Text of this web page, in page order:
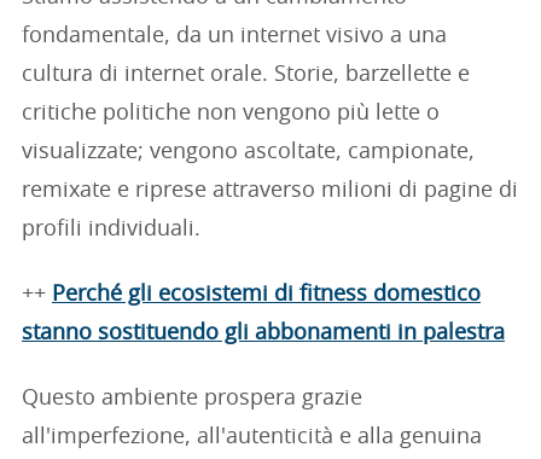
fondamentale, da un internet visivo a una
cultura di internet orale. Storie, barzellette e
critiche politiche non vengono più lette o
visualizzate; vengono ascoltate, campionate,
remixate e riprese attraverso milioni di pagine di
profili individuali.
++ Perché gli ecosistemi di fitness domestico
stanno sostituendo gli abbonamenti in palestra
Questo ambiente prospera grazie
all'imperfezione, all'autenticità e alla genuina